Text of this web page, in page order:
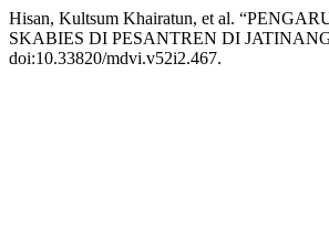
Hisan, Kultsum Khairatun, et al.
SKABIES DI PESANTREN DI
doi:10.33820/mdvi.v52i2.467.